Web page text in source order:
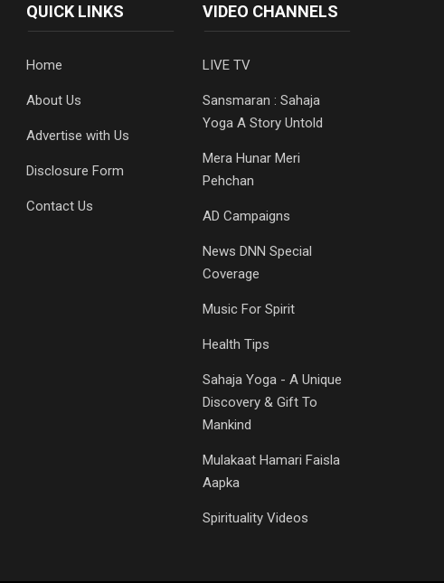
QUICK LINKS
Home
About Us
Advertise with Us
Disclosure Form
Contact Us
VIDEO CHANNELS
LIVE TV
Sansmaran : Sahaja
Yoga A Story Untold
Mera Hunar Meri
Pehchan
AD Campaigns
News DNN Special
Coverage
Music For Spirit
Health Tips
Sahaja Yoga - A Unique
Discovery & Gift To
Mankind
Mulakaat Hamari Faisla
Aapka
Spirituality Videos